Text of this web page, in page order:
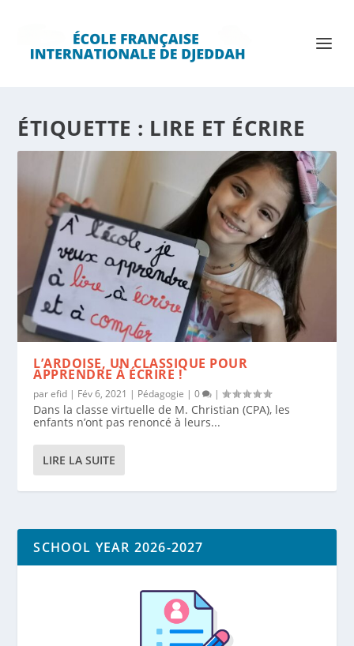
ÉTIQUETTE : LIRE ET ÉCRIRE
L’ARDOISE, UN CLASSIQUE POUR
APPRENDRE À ÉCRIRE !
parefid | Fév 6, 2021 | Pédagogie |0 |
Dans la classe virtuelle de M. Christian (CPA), les
enfants n’ont pas renoncé à leurs...
LIRE LA SUITE
SCHOOL YEAR 2026-2027